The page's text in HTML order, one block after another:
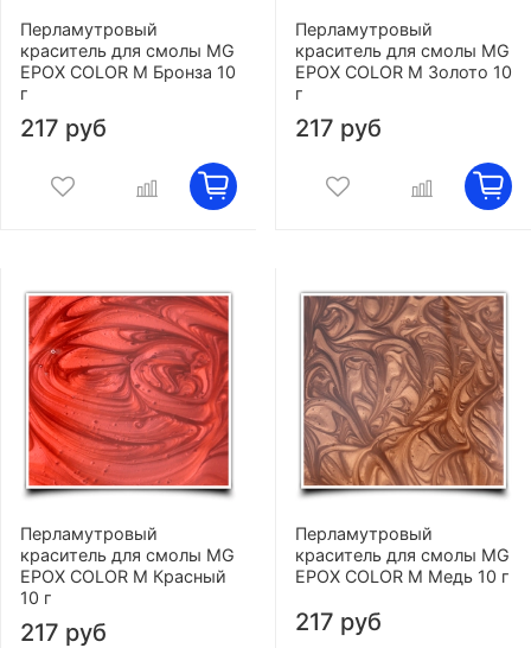
Перламутровый
краситель для смолы MG
EPOX COLOR M Бронза 10
г
217 руб
Перламутровый
краситель для смолы MG
EPOX COLOR M Золото 10
г
217 руб
Перламутровый
краситель для смолы MG
EPOX COLOR M Красный
10 г
217 руб
Перламутровый
краситель для смолы MG
EPOX COLOR M Медь 10 г
217 руб